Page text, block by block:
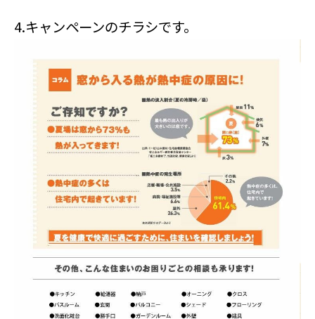
4.キャンペーンのチラシです。